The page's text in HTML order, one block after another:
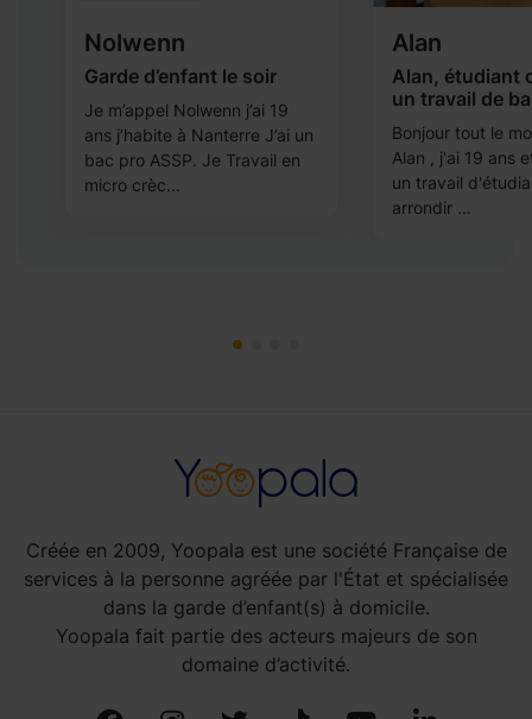
Nolwenn
Garde d’enfant le soir
Je m’appel Nolwenn j’ai 19
ans j’habite à Nanterre J’ai un
bac pro ASSP. Je Travail en
micro crèc...
Alan
Alan, étudiant
un travail de
Bonjour tout le
Alan , j'ai 19 ans
un travail
arrondir ...
Créée en 2009, Yoopala est une société Française de
services à la personne agréée par l'État et spécialisée
dans la garde d’enfant(s) à domicile.
Yoopala fait partie des acteurs majeurs de son
domaine d’activité.